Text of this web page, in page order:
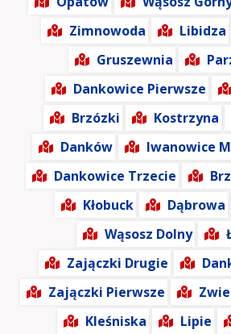
Zimnowoda
Libidza
Gruszewnia
Dankowice Pierwsze
Brzózki
Kostrzyna
Danków
Iwanowice
Dankowice Trzecie
Kłobuck
Dąbrowa
Wąsosz Dolny
Zajączki Drugie
Zajączki Pierwsze
Kleśniska
Lipie